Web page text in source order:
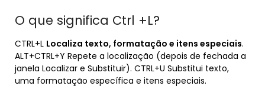
O que significa Ctrl +L?
CTRL+L Localiza texto, formatação e itens especiais.
ALT+CTRL+Y Repete a localização (depois de fechada a
janela Localizar e Substituir). CTRL+U Substitui texto,
uma formatação específica e itens especiais.